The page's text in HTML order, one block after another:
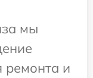
мы
ремонта и